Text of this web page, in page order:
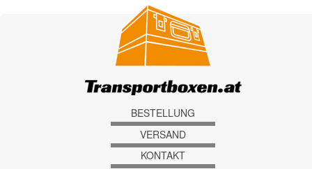
BESTELLUNG
VERSAND
KONTAKT